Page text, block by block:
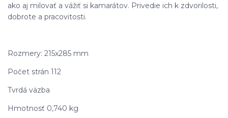
ako aj milovať a vážiť si kamarátov. Privedie ich k zdvorilosti,
dobrote a pracovitosti.
Rozmery: 215x285 mm
Počet strán 112
Tvrdá väzba
Hmotnosť 0,740 kg